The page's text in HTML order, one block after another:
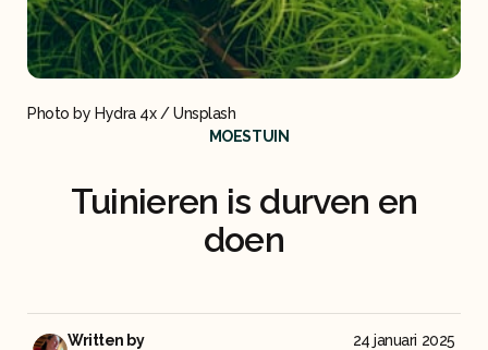
Photo by Hydra 4x / Unsplash
MOESTUIN
Tuinieren is durven en
doen
Written by
24 januari 2025